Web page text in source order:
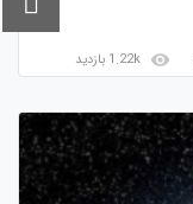
visibility